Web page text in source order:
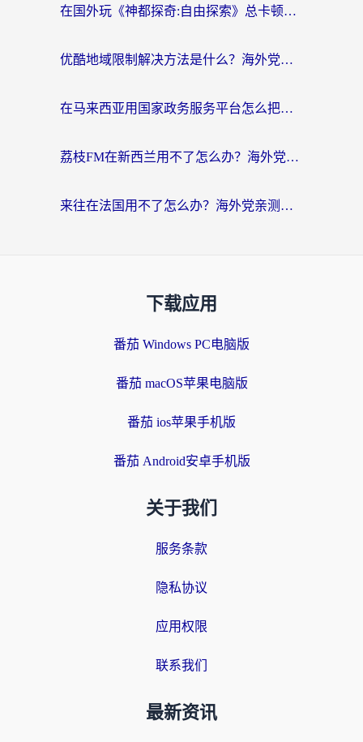
在国外玩《神都探奇:自由探索》总卡顿？3个实用技巧解决海外党追剧、社交、游戏难题
优酷地域限制解决方法是什么？海外党亲测有效的回国加速指南
在马来西亚用国家政务服务平台怎么把定位修改到中国国内？海外党解决数字壁垒的实用指南
荔枝FM在新西兰用不了怎么办？海外党必看的回国加速解决方案
来往在法国用不了怎么办？海外党亲测有效的回国加速指南
下载应用
番茄 Windows PC电脑版
番茄 macOS苹果电脑版
番茄 ios苹果手机版
番茄 Android安卓手机版
关于我们
服务条款
隐私协议
应用权限
联系我们
最新资讯